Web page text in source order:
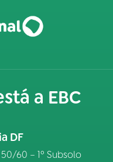
a EBC
DF
60 – 1º Subsolo